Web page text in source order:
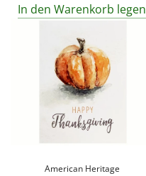
In den Warenkorb legen
American Heritage